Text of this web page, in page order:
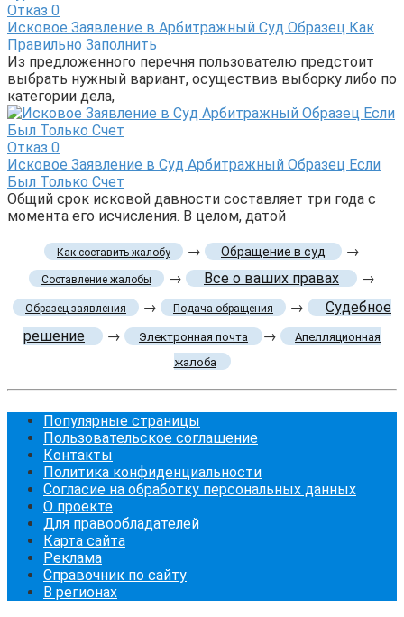
Отказ 0
Исковое Заявление в Арбитражный Суд Образец Как
Правильно Заполнить
Из предложенного перечня пользователю предстоит
выбрать нужный вариант, осуществив выборку либо по
категории дела,
Отказ 0
Исковое Заявление в Суд Арбитражный Образец Если
Был Только Счет
Общий срок исковой давности составляет три года с
момента его исчисления. В целом, датой
Как составить жалобу → Обращение в суд →
Составление жалобы → Все о ваших правах →
Образец заявления → Подача обращения →
Судебное
решение
→ Электронная почта →
Апелляционная
жалоба
Популярные страницы
Пользовательское соглашение
Контакты
Политика конфиденциальности
Согласие на обработку персональных данных
О проекте
Для правообладателей
Карта сайта
Реклама
Справочник по сайту
В регионах